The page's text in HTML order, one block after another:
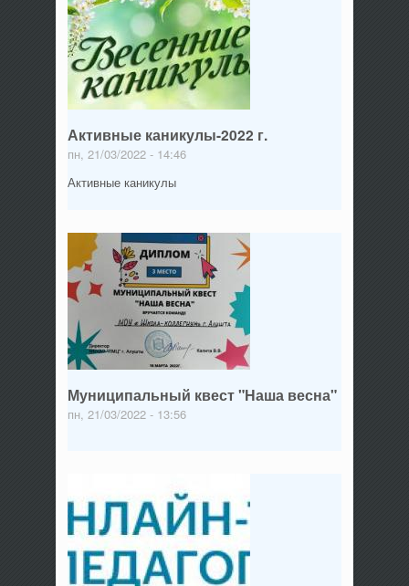
Активные каникулы-2022 г.
пн, 21/03/2022 - 14:46
Активные каникулы
Муниципальный квест "Наша весна"
пн, 21/03/2022 - 13:56